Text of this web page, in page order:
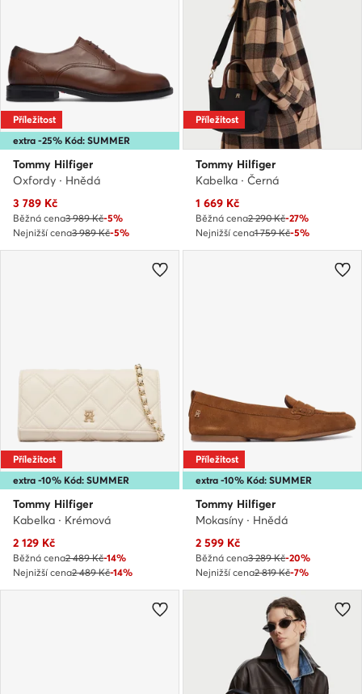
extra -25% Kód: SUMMER
Příležitost
Tommy Hilfiger
Oxfordy · Hnědá
Aktuální cena
3 789 Kč
Běžná cena3 989 Kč-5%
Nejnižší cena3 989 Kč-5%
Příležitost
Tommy Hilfiger
Kabelka · Černá
Aktuální cena
1 669 Kč
Běžná cena2 290 Kč-27%
Nejnižší cena1 759 Kč-5%
extra -10% Kód: SUMMER
Příležitost
Tommy Hilfiger
Kabelka · Krémová
Aktuální cena
2 129 Kč
Běžná cena2 489 Kč-14%
Nejnižší cena2 489 Kč-14%
extra -10% Kód: SUMMER
Příležitost
Tommy Hilfiger
Mokasíny · Hnědá
Aktuální cena
2 599 Kč
Běžná cena3 289 Kč-20%
Nejnižší cena2 819 Kč-7%